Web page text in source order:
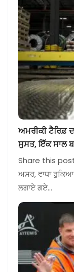
ਅਮਰੀਕੀ ਟੈਰਿਫ਼
ਸੁਸਤ, ਇੱਕ ਸਾਲ
Share this
ਅਸਰ, ਵਾਧਾ
ਲਗਾਏ ਗਏ…